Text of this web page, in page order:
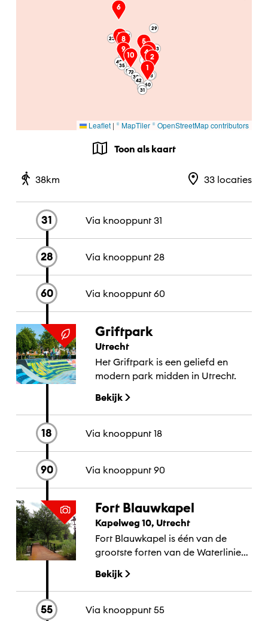
31
2860
1
18
90
2
5591
3
4
5
5
32 93
29
6
49
27
23 7
62
8
45
9
35
53
10
72
30
42
28
31
Leaflet | © MapTiler© OpenStreetMap contributors
Toon als kaart
38km 33 locaties
31 Via knooppunt 31
28 Via knooppunt 28
60 Via knooppunt 60
Griftpark
Utrecht
Het Griftpark is een geliefd en
modern park midden in Utrecht.
Bekijk
18 Via knooppunt 18
90 Via knooppunt 90
Fort Blauwkapel
Kapelweg 10, Utrecht
Fort Blauwkapel is één van de
grootste forten van de Waterlinie
dorpje aangelegd.
Bekijk
55 Via knooppunt 55